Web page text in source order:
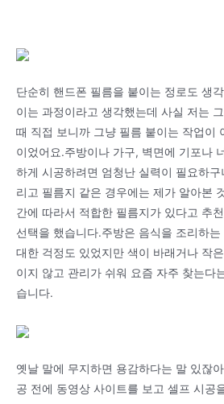
단순히 핸드폰 필름을 붙이는 정로도 생
이는 과정이라고 생각했는데 사실 저는
때 직접 보니까 그냥 필름 붙이는 작업이
이었어요.주방이나 가구, 벽면에 기포나
하게 시공하려면 엄청난 실력이 필요하
리고 필름지 같은 경우에는 제가 알아본
간에 따라서 적합한 필름지가 있다고 추
선택을 했습니다.주방은 음식을 조리하
대한 걱정도 있었지만 색이 바래거나 작
이지 않고 관리가 쉬워 요즘 자주 찾는다
습니다.
옛날 말에 무지하면 용감하다는 말 있잖
공 전에 동영상 사이트를 보고 셀프 시공